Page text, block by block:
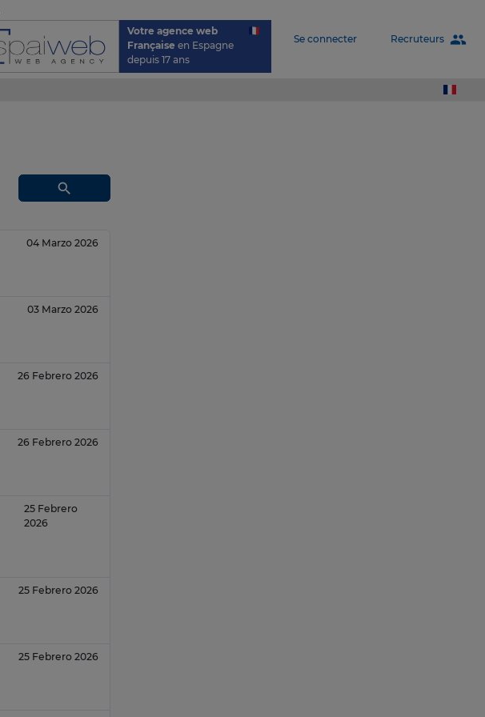
Votre agence web
Française en Espagne
depuis 17 ans
Se connecter Recruteurs people
search
04 Marzo 2026
03 Marzo 2026
26 Febrero 2026
26 Febrero 2026
25 Febrero
2026
25 Febrero 2026
25 Febrero 2026